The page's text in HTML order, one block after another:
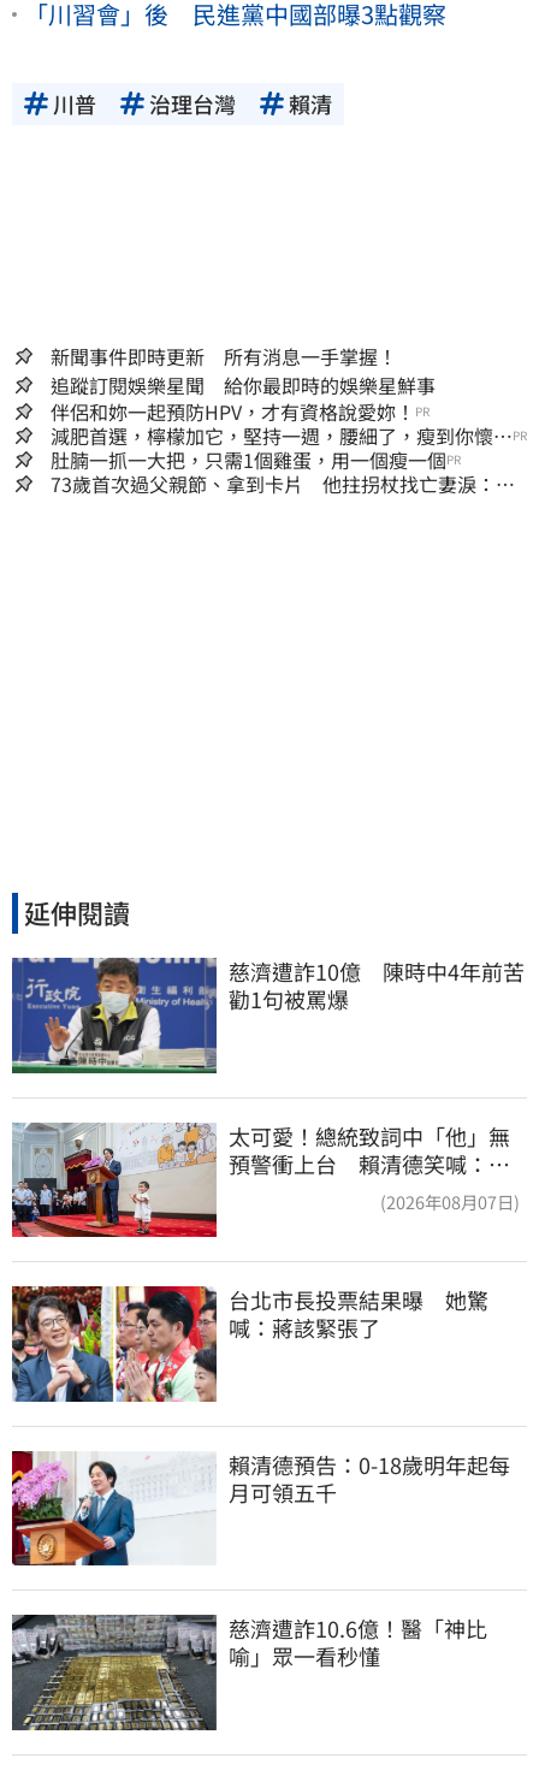
「川習會」後 民進黨中國部曝3點觀察
川普 治理台灣 賴清
新聞事件即時更新 所有消息一手掌握！
追蹤訂閱娛樂星聞 給你最即時的娛樂星鮮事
伴侶和妳一起預防HPV，才有資格說愛妳！ PR
減肥首選，檸檬加它，堅持一週，腰細了，瘦到你懷疑
人生
PR
肚腩一抓一大把，只需1個雞蛋，用一個瘦一個PR
73歲首次過父親節、拿到卡片 他拄拐杖找亡妻淚：今
延伸閱讀
慈濟遭詐10億　陳時中4年前苦
勸1句被罵爆
太可愛！總統致詞中「他」無
預警衝上台 賴清德笑喊：卸
(2026年08月07日)
台北市長投票結果曝　她驚
喊：蔣該緊張了
賴清德預告：0-18歲明年起每
月可領五千
慈濟遭詐10.6億！醫「神比
喻」眾一看秒懂